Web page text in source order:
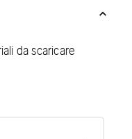
da scaricare